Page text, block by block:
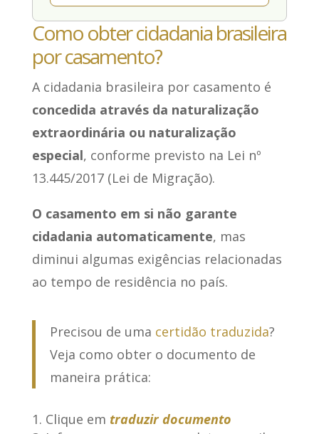
Como obter cidadania brasileira
por casamento?
A cidadania brasileira por casamento é
concedida através da naturalização
extraordinária ou naturalização
especial, conforme previsto na Lei nº
13.445/2017 (Lei de Migração).
O casamento em si não garante
cidadania automaticamente, mas
diminui algumas exigências relacionadas
ao tempo de residência no país.
Precisou de uma certidão traduzida?
Veja como obter o documento de
maneira prática:
Clique em traduzir documento